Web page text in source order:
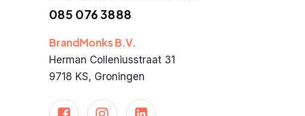
085 076 3888
BrandMonks B.V.
Herman Colleniusstraat 31
9718 KS, Groningen